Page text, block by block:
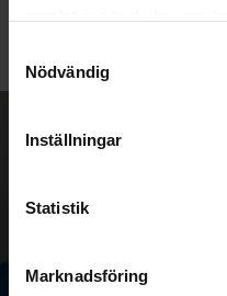
Nödvändig
Inställningar
Statistik
Marknadsföring